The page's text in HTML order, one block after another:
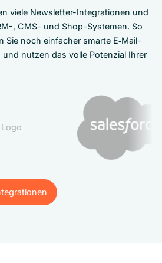
viele Newsletter-Integrationen und
, CMS- und Shop-Systemen. So
Sie noch einfacher smarte E‑Mail-
nutzen das volle Potenzial Ihrer